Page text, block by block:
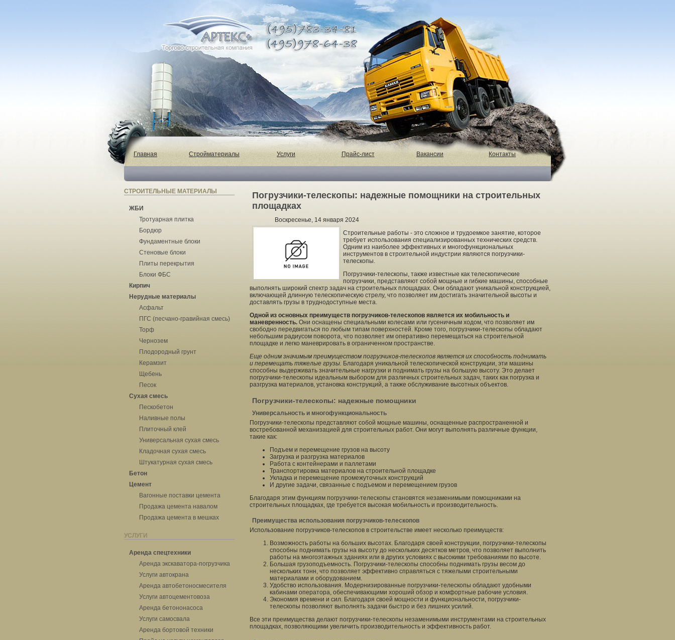
Главная Стройматериалы Услуги Прайс-лист Вакансии Контакты
СТРОИТЕЛЬНЫЕ МАТЕРИАЛЫ
ЖБИ
Тротуарная плитка
Бордюр
Фундаментные блоки
Стеновые блоки
Плиты перекрытия
Блоки ФБС
Кирпич
Нерудные материалы
Асфальт
ПГС (песчано-гравийная смесь)
Торф
Чернозем
Плодородный грунт
Керамзит
Щебень
Песок
Сухая смесь
Пескобетон
Наливные полы
Плиточный клей
Универсальная сухая смесь
Кладочная сухая смесь
Штукатурная сухая смесь
Бетон
Цемент
Вагонные поставки цемента
Продажа цемента навалом
Продажа цемента в мешках
УСЛУГИ
Аренда спецтехники
Аренда экскаватора-погрузчика
Услуги автокрана
Аренда автобетоносмесителя
Услуги автоцементовоза
Аренда бетононасоса
Услуги самосвала
Аренда бортовой техники
Погрузчики-телескопы: надежные помощники на строительных
площадках
Воскресенье, 14 января 2024
Строительные работы - это сложное и трудоемкое занятие, которое
требует использования специализированных технических средств.
Одним из наиболее эффективных и многофункциональных
инструментов в строительной индустрии являются погрузчики-
телескопы.
Погрузчики-телескопы, также известные как телескопические
погрузчики, представляют собой мощные и гибкие машины, способные
выполнять широкий спектр задач на строительных площадках. Они обладают уникальной конструкцией,
включающей длинную телескопическую стрелу, что позволяет им достигать значительной высоты и
доставлять грузы в труднодоступные места.
Одной из основных преимуществ погрузчиков-телескопов является их мобильность и
маневренность. Они оснащены специальными колесами или гусеничным ходом, что позволяет им
свободно передвигаться по любым типам поверхностей. Кроме того, погрузчики-телескопы обладают
небольшим радиусом поворота, что позволяет им оперативно перемещаться на строительной
площадке и легко маневрировать в ограниченном пространстве.
Еще одним значимым преимуществом погрузчиков-телескопов является их способность поднимать
и перемещать тяжелые грузы. Благодаря уникальной телескопической конструкции, эти машины
способны выдерживать значительные нагрузки и поднимать грузы на большую высоту. Это делает
погрузчики-телескопы идеальным выбором для различных строительных задач, таких как погрузка и
разгрузка материалов, установка конструкций, а также обслуживание высотных объектов.
Погрузчики-телескопы: надежные помощники
Универсальность и многофункциональность
Погрузчики-телескопы представляют собой мощные машины, оснащенные распространенной и
востребованной механизацией для строительных работ. Они могут выполнять различные функции,
такие как:
Подъем и перемещение грузов на высоту
Загрузка и разгрузка материалов
Работа с контейнерами и паллетами
Транспортировка материалов на строительной площадке
Укладка и перемещение промежуточных конструкций
И другие задачи, связанные с подъемом и перемещением грузов
Благодаря этим функциям погрузчики-телескопы становятся незаменимыми помощниками на
строительных площадках, где требуется высокая мобильность и производительность.
Преимущества использования погрузчиков-телескопов
Использование погрузчиков-телескопов в строительстве имеет несколько преимуществ:
Возможность работы на больших высотах. Благодаря своей конструкции, погрузчики-телескопы
способны поднимать грузы на высоту до нескольких десятков метров, что позволяет выполнить
работы на многоэтажных зданиях или в других условиях с высокими требованиями по высоте.
Большая грузоподъемность. Погрузчики-телескопы способны поднимать грузы весом до
нескольких тонн, что позволяет эффективно справляться с тяжелыми строительными
материалами и оборудованием.
Удобство использования. Модернизированные погрузчики-телескопы обладают удобными
кабинами оператора, обеспечивающими хороший обзор и комфортные рабочие условия.
Экономия времени и сил. Благодаря своей мощности и функциональности, погрузчики-
телескопы позволяют выполнять задачи быстро и без лишних усилий.
Все эти преимущества делают погрузчики-телескопы незаменимыми инструментами на строительных
площадках, позволяющими увеличить производительность и эффективность работ.